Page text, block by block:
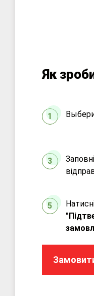
Як
1
3
5